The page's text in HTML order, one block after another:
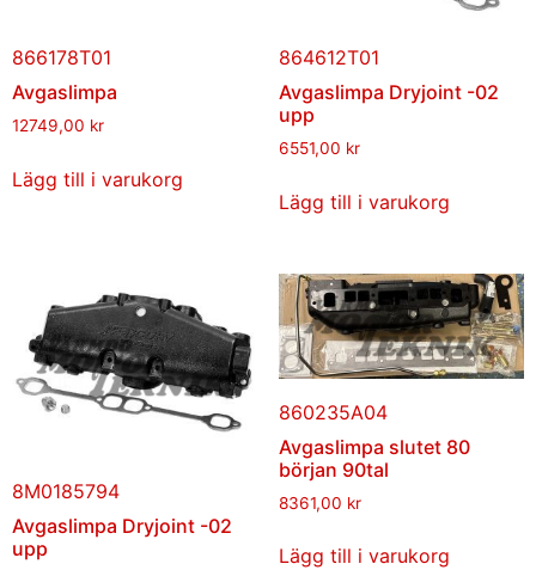
866178T01
Avgaslimpa
12749,00 kr
Lägg till i varukorg
864612T01
Avgaslimpa Dryjoint -02
upp
6551,00 kr
Lägg till i varukorg
8M0185794
Avgaslimpa Dryjoint -02
upp
860235A04
Avgaslimpa slutet 80
början 90tal
8361,00 kr
Lägg till i varukorg